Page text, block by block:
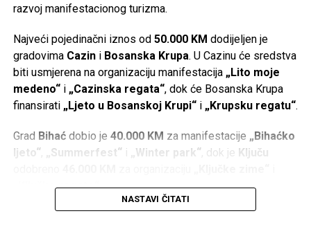
razvoj manifestacionog turizma.
Najveći pojedinačni iznos od 50.000 KM dodijeljen je
gradovima Cazini Bosanska Krupa. U Cazinu će sredstva
biti usmjerena na organizaciju manifestacija „Lito moje
medeno“i „Cazinska regata“, dok će Bosanska Krupa
finansirati „Ljeto u Bosanskoj Krupi“i „Krupsku regatu“.
Grad Bihaćdobio je 40.000 KM za manifestacije „Bihaćko
ljeto“
„Summerfest“ i „Winter park“ , dok je Ključu
„Ključke regate“.
NASTAVI ČITATI